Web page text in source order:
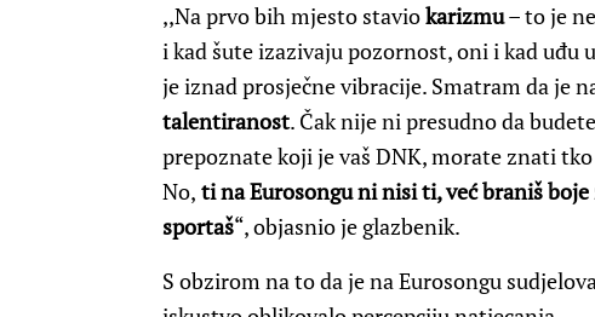
,,Na prvo bih mjesto staviokarizmu– to je
i kad šute izazivaju pozornost, oni i kad
je iznad prosječne vibracije. Smatram da je
talentiranost. Čak nije ni presudno da
prepoznate koji je vaš DNK, morate znati
No, ti na Eurosongu ni nisi ti, već braniš
sportaš“, objasnio je glazbenik.
S obzirom na to da je na Eurosongu